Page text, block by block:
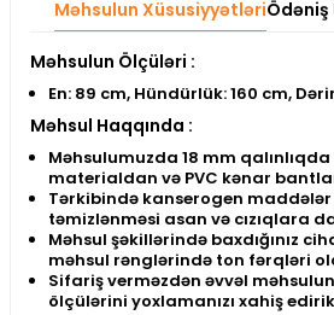
Məhsulun XüsusiyyətləriÖdəniş
Məhsulun Ölçüləri :
En: 89 cm, Hündürlük: 160 cm,
Məhsul Haqqında :
Məhsulumuzda 18 mm qalınlıqda
materialdan və PVC kənar
Tərkibində kanserogen
təmizlənməsi asan və cızıqlara
Məhsul şəkillərində baxdığınız
məhsul rənglərində ton fərqləri
Sifariş verməzdən əvvəl
ölçülərini yoxlamanızı xahiş